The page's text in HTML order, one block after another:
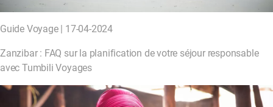
Guide Voyage | 17-04-2024
Zanzibar : FAQ sur la planification de votre séjour responsable
avec Tumbili Voyages